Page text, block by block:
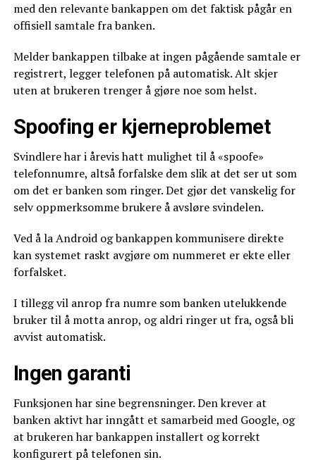
med den relevante bankappen om det faktisk pågår en
offisiell samtale fra banken.
Melder bankappen tilbake at ingen pågående samtale er
registrert, legger telefonen på automatisk. Alt skjer
uten at brukeren trenger å gjøre noe som helst.
Spoofing er kjerneproblemet
Svindlere har i årevis hatt mulighet til å «spoofe»
telefonnumre, altså forfalske dem slik at det ser ut som
om det er banken som ringer. Det gjør det vanskelig for
selv oppmerksomme brukere å avsløre svindelen.
Ved å la Android og bankappen kommunisere direkte
kan systemet raskt avgjøre om nummeret er ekte eller
forfalsket.
I tillegg vil anrop fra numre som banken utelukkende
bruker til å motta anrop, og aldri ringer ut fra, også bli
avvist automatisk.
Ingen garanti
Funksjonen har sine begrensninger. Den krever at
banken aktivt har inngått et samarbeid med Google, og
at brukeren har bankappen installert og korrekt
konfigurert på telefonen sin.